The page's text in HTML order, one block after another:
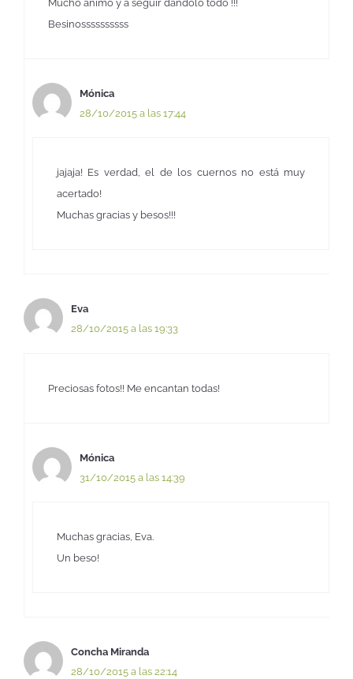
Mucho animo y a seguir dándolo todo !!!
Besinossssssssss
Mónica
28/10/2015 a las 17:44
jajaja! Es verdad, el de los cuernos no está muy
acertado!
Muchas gracias y besos!!!
Eva
28/10/2015 a las 19:33
Preciosas fotos!! Me encantan todas!
Mónica
31/10/2015 a las 14:39
Muchas gracias, Eva.
Un beso!
Concha Miranda
28/10/2015 a las 22:14